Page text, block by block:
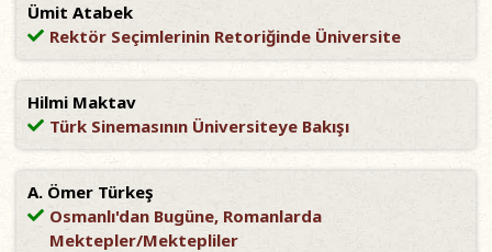
Ümit Atabek
Rektör Seçimlerinin Retoriğinde Üniversite
Hilmi Maktav
Türk Sinemasının Üniversiteye Bakışı
A. Ömer Türkeş
Osmanlı'dan Bugüne, Romanlarda
Mektepler/Mektepliler